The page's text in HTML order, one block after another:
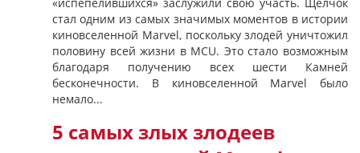
стал одним из самых значимых моментов в истории
киновселенной Marvel, поскольку злодей уничтожил
половину всей жизни в MCU. Это стало возможным
благодаря получению всех шести Камней
бесконечности. В киновселенной Marvel было
немало...
5 самых злых злодеев